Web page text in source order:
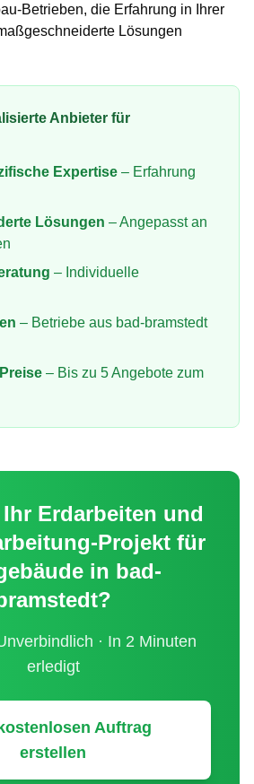
Betrieben, die Erfahrung in Ihrer
Lösungen
Anbieter für
Expertise – Erfahrung
Lösungen – Angepasst an
– Individuelle
– Betriebe aus bad-bramstedt
– Bis zu 5 Angebote zum
Erdarbeiten und
-Projekt für
in bad-
?
· In 2 Minuten
erledigt
Auftrag
erstellen